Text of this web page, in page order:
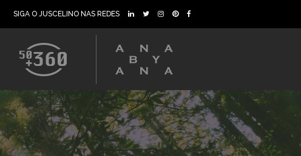
SIGA O JUSCELINO NAS REDES